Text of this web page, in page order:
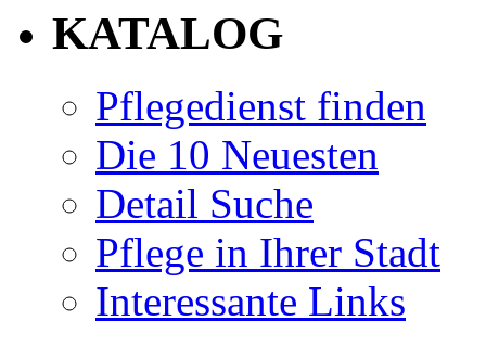
KATALOG
Pflegedienst finden
Die 10 Neuesten
Detail Suche
Pflege in Ihrer Stadt
Interessante Links